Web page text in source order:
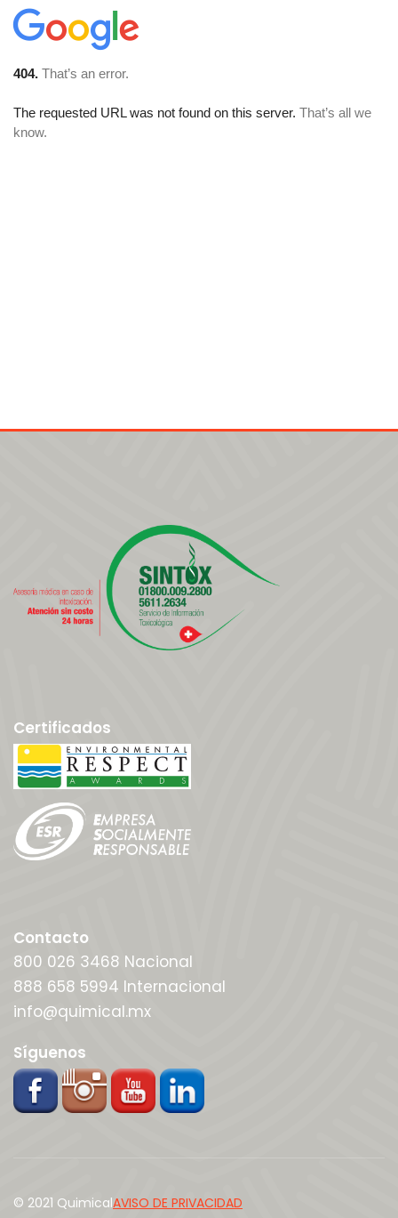
Certificados
Contacto
800 026 3468 Nacional
888 658 5994 Internacional
info@quimical.mx
Síguenos
© 2021 QuimicalAVISO DE PRIVACIDAD